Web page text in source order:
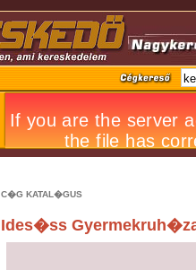
C�G KATAL�GUS
Ides�ss